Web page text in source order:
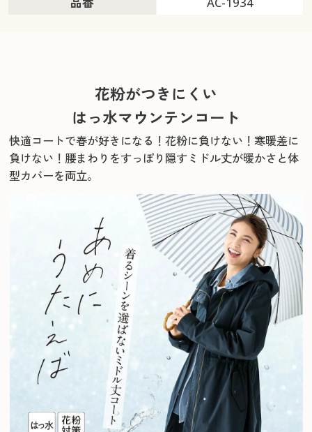
花粉がつきにくい
はっ水マウンテンコート
快適コートで春が好きになる！花粉に負けない！寒暖差に
負けない！ 腰まわりをすっぽり隠すミドル丈が暖かさと体
型カバーを両立。